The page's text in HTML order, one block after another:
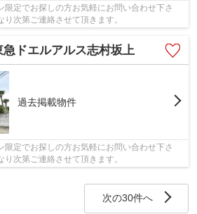
限定でお探しの方お気軽にお問い合わせ下さ
次第ご連絡させて頂きます。
急ドエルアルス志村坂上
過去掲載物件
限定でお探しの方お気軽にお問い合わせ下さ
次第ご連絡させて頂きます。
次の30件へ